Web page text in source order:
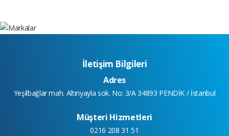
İletişim Bilgileri
Adres
Yeşilbağlar mah. Altınyayla sok. No: 3/A 34893 PENDİK / İstanbul
Müşteri Hizmetleri
0216 208 31 51